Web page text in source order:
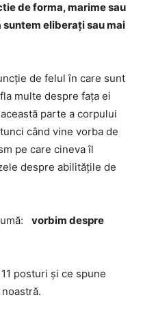
de forma, marime sau
eliberați sau mai
de felul în care sunt
multe despre fața ei
parte a corpului
când vine vorba de
pe care cineva îl
despre abilitățile de
vorbim despre
posturi și ce spune